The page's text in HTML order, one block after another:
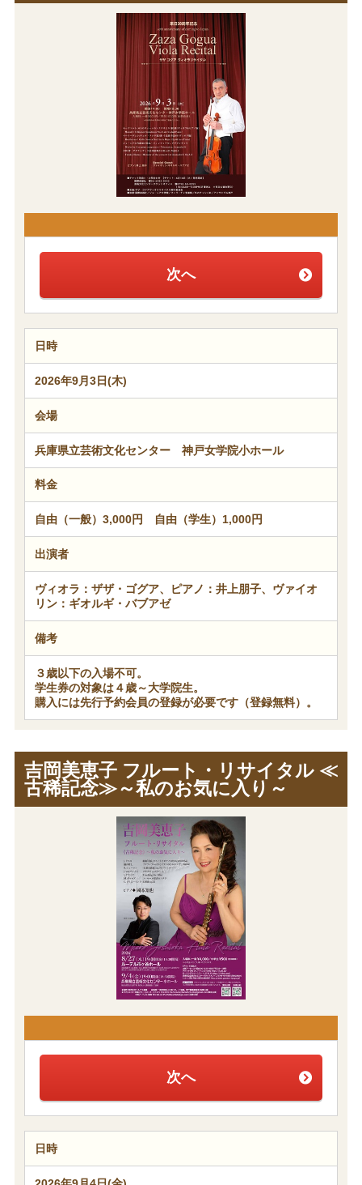
次へ
日時
2026年9月3日(木)
会場
兵庫県立芸術文化センター 神戸女学院小ホール
料金
自由（一般）3,000円 自由（学生）1,000円
出演者
ヴィオラ：ザザ・ゴグア、ピアノ：井上朋子、ヴァイオ
リン：ギオルギ・バブアゼ
備考
３歳以下の入場不可。
学生券の対象は４歳～大学院生。
購入には先行予約会員の登録が必要です（登録無料）。
吉岡美恵子 フルート・リサイタル ≪
古稀記念≫～私のお気に入り～
次へ
日時